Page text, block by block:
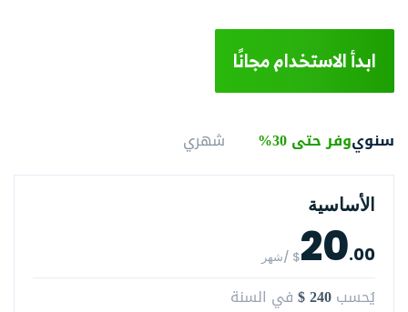
ابدأ الاستخدام مجانًا
سنويوفر حتى 30% شهري
الأساسية
20.00 $ /شهر
يُحسب $ 240 في السنة